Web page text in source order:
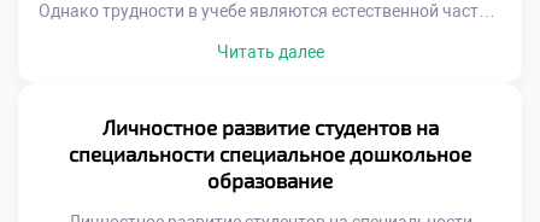
Однако трудности в учебе являются естественной частью
помогает преодолеть любые академические барьеры
рассчитывать на понимание и участие педагогов.
Затруднения не становятся препятствием для получения
профессии. Индивидуальный подход позволяет […]
Читать далее
Личностное развитие студентов на
специальности специальное дошкольное
образование